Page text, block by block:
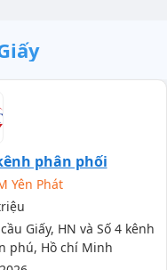
phân phối
Yên Phát
Giấy, HN và Số 4 kênh
phú, Hồ chí Minh